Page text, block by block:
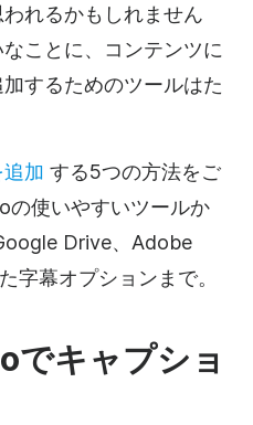
れるかもしれません
ことに、 コンテンツに
するためのツールはた
加 する5つの方法をご
の使いやすいツールか
Drive、Adobe
字幕オプションまで。
でキャプショ